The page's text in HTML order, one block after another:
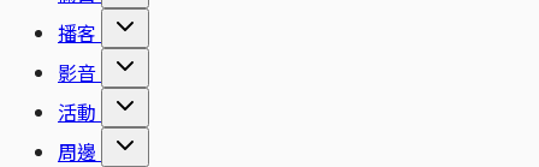
播客
影音
活動
周邊